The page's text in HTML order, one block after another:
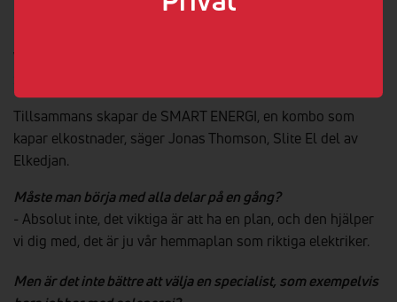
Vi bygger våra skräddarsydda lösningar på fem steg;
Tillsammans skapar de SMART ENERGI, en kombo som
kapar elkostnader, säger Jonas Thomson, Slite El del av
Elkedjan.
Måste man börja med alla delar på en gång?
- Absolut inte, det viktiga är att ha en plan, och den hjälper
vi dig med, det är ju vår hemmaplan som riktiga elektriker.
Men är det inte bättre att välja en specialist, som exempelvis